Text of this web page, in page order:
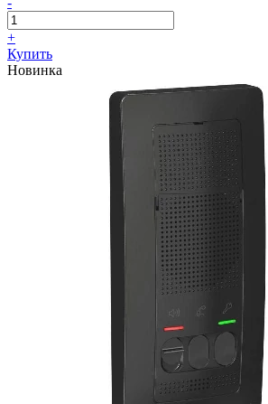
+
Купить
Новинка